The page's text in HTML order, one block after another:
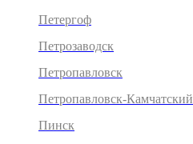
Петергоф
Петрозаводск
Петропавловск
Петропавловск-Камчатский
Пинск